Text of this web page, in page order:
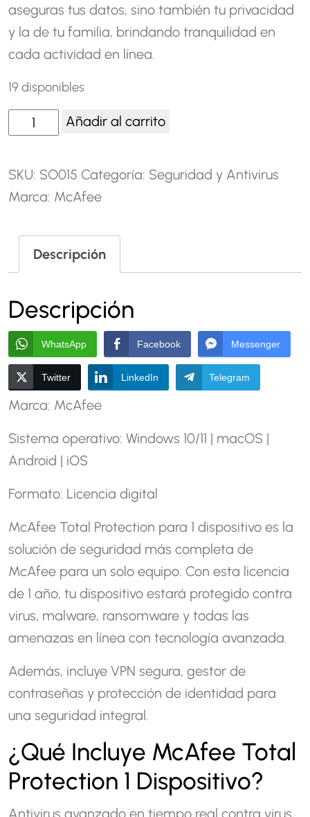
aseguras tus datos, sino también tu privacidad
y la de tu familia, brindando tranquilidad en
cada actividad en línea.
19 disponibles
Añadir al carrito
SKU: SO015 Categoría: Seguridad y Antivirus
Marca: McAfee
Descripción
Descripción
WhatsApp Facebook Messenger
Twitter LinkedIn Telegram
Marca: McAfee
Sistema operativo: Windows 10/11 | macOS |
Android | iOS
Formato: Licencia digital
McAfee Total Protection para 1 dispositivo es la
solución de seguridad más completa de
McAfee para un solo equipo. Con esta licencia
de 1 año, tu dispositivo estará protegido contra
virus, malware, ransomware y todas las
amenazas en línea con tecnología avanzada.
Además, incluye VPN segura, gestor de
contraseñas y protección de identidad para
una seguridad integral.
¿Qué Incluye McAfee Total
Protection 1 Dispositivo?
Antivirus avanzado en tiempo real contra virus,